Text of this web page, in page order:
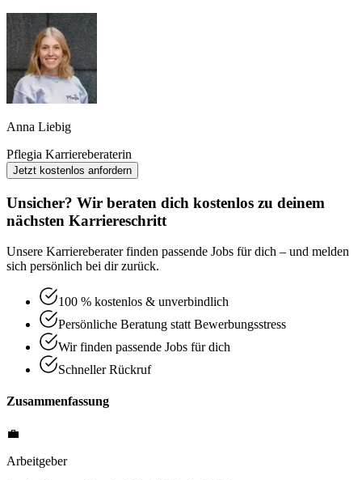
Anna Liebig
Pflegia Karriereberaterin
Jetzt kostenlos anfordern
Unsicher? Wir beraten dich kostenlos zu deinem
nächsten Karriereschritt
Unsere Karriereberater finden passende Jobs für dich – und melden
sich persönlich bei dir zurück.
100 % kostenlos & unverbindlich
Persönliche Beratung statt Bewerbungsstress
Wir finden passende Jobs für dich
Schneller Rückruf
Zusammenfassung
💼
Arbeitgeber